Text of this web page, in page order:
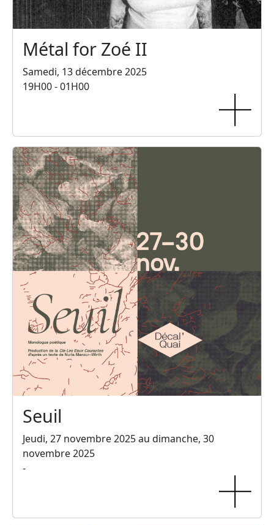
Métal for Zoé II
Samedi, 13 décembre 2025
19H00 - 01H00
Seuil
Jeudi, 27 novembre 2025 au dimanche, 30
novembre 2025
-